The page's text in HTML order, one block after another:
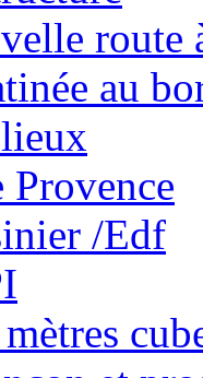
route
au
Provence
/Edf